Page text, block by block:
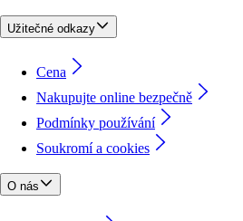
Užitečné odkazy
Cena
Nakupujte online bezpečně
Podmínky používání
Soukromí a cookies
O nás